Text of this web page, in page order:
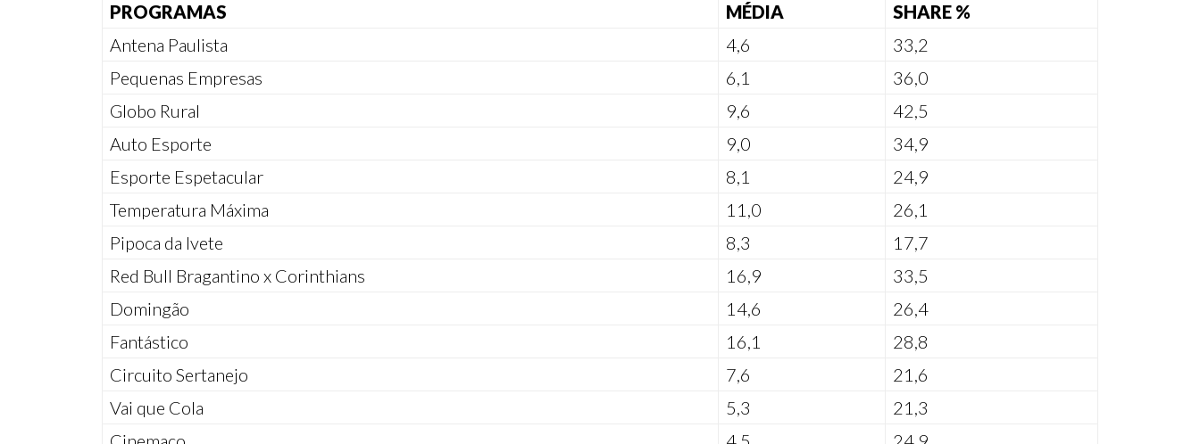
PROGRAMAS MÉDIA
SHARE %
Antena Paulista
4,6
33,2
Pequenas Empresas
6,1
36,0
Globo Rural
9,6
42,5
Auto Esporte
9,0
34,9
Esporte Espetacular
8,1
24,9
Temperatura Máxima
11,0
26,1
Pipoca da Ivete
8,3
17,7
Red Bull Bragantino x Corinthians
16,9
33,5
Domingão
14,6
26,4
Fantástico
16,1
28,8
Circuito Sertanejo
7,6
21,6
Vai que Cola
5,3
21,3